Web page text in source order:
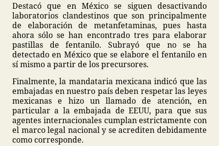
Destacó que en México se siguen desactivando
laboratorios clandestinos que son principalmente
de elaboración de metanfetaminas, pues hasta
ahora sólo se han encontrado tres para elaborar
pastillas de fentanilo. Subrayó que no se ha
detectado en México que se elabore el fentanilo en
sí mismo a partir de los precursores.
Finalmente, la mandataria mexicana indicó que las
embajadas en nuestro país deben respetar las leyes
mexicanas e hizo un llamado de atención, en
particular a la embajada de EEUU, para que sus
agentes internacionales cumplan estrictamente con
el marco legal nacional y se acrediten debidamente
como corresponde.